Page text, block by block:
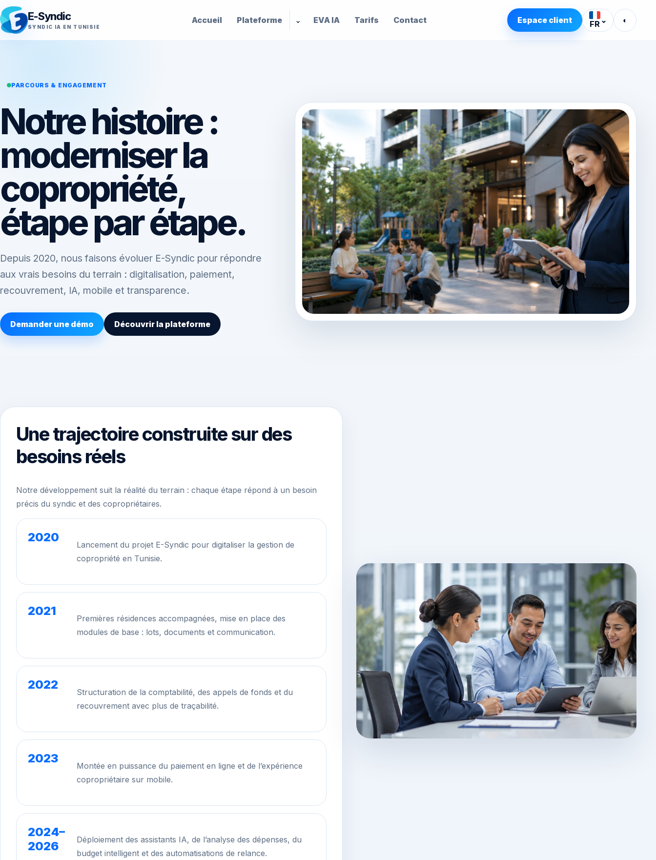
E-Syndic
SYNDIC IA EN TUNISIE
Accueil Plateforme ⌄ EVA IA Tarifs Contact Espace client FR ⌄ ◐
PARCOURS & ENGAGEMENT
Notre histoire :
moderniser la
copropriété,
étape par étape.
Depuis 2020, nous faisons évoluer E-Syndic pour répondre
aux vrais besoins du terrain : digitalisation, paiement,
recouvrement, IA, mobile et transparence.
Demander une démo Découvrir la plateforme
Une trajectoire construite sur des
besoins réels
Notre développement suit la réalité du terrain : chaque étape répond à un besoin
précis du syndic et des copropriétaires.
2020
Lancement du projet E-Syndic pour digitaliser la gestion de
copropriété en Tunisie.
2021
Premières résidences accompagnées, mise en place des
modules de base : lots, documents et communication.
2022
Structuration de la comptabilité, des appels de fonds et du
recouvrement avec plus de traçabilité.
2023
Montée en puissance du paiement en ligne et de l’expérience
copropriétaire sur mobile.
2024–
2026
Déploiement des assistants IA, de l’analyse des dépenses, du
budget intelligent et des automatisations de relance.